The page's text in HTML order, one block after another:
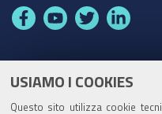
USIAMO I COOKIES
Questo sito utilizza cookie
F
c
e
b
Y
u
t
T
i
t
L
n
k